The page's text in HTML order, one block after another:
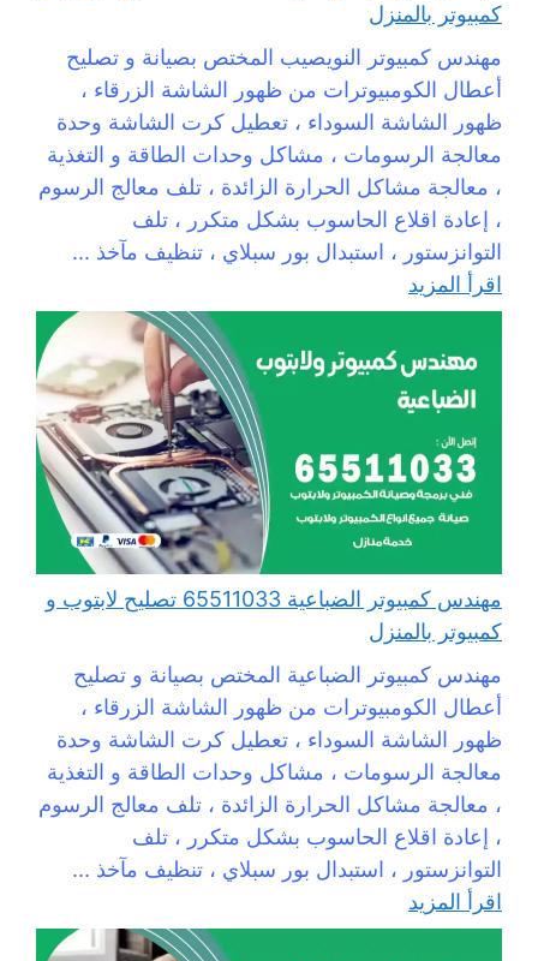
كمبيوتر بالمنزل
مهندس كمبيوتر النويصيب المختص بصيانة و تصليح
أعطال الكومبيوترات من ظهور الشاشة الزرقاء ،
ظهور الشاشة السوداء ، تعطيل كرت الشاشة وحدة
معالجة الرسومات ، مشاكل وحدات الطاقة و التغذية
، معالجة مشاكل الحرارة الزائدة ، تلف معالج الرسوم
، إعادة اقلاع الحاسوب بشكل متكرر ، تلف
التوانزستور ، استبدال بور سبلاي ، تنظيف مآخذ ...
اقرأ المزيد
مهندس كمبيوتر الضباعية 65511033 تصليح لابتوب و
كمبيوتر بالمنزل
مهندس كمبيوتر الضباعية المختص بصيانة و تصليح
أعطال الكومبيوترات من ظهور الشاشة الزرقاء ،
ظهور الشاشة السوداء ، تعطيل كرت الشاشة وحدة
معالجة الرسومات ، مشاكل وحدات الطاقة و التغذية
، معالجة مشاكل الحرارة الزائدة ، تلف معالج الرسوم
، إعادة اقلاع الحاسوب بشكل متكرر ، تلف
التوانزستور ، استبدال بور سبلاي ، تنظيف مآخذ ...
اقرأ المزيد